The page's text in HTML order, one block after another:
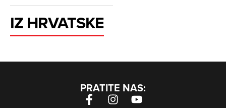
IZ HRVATSKE
PRATITE NAS: